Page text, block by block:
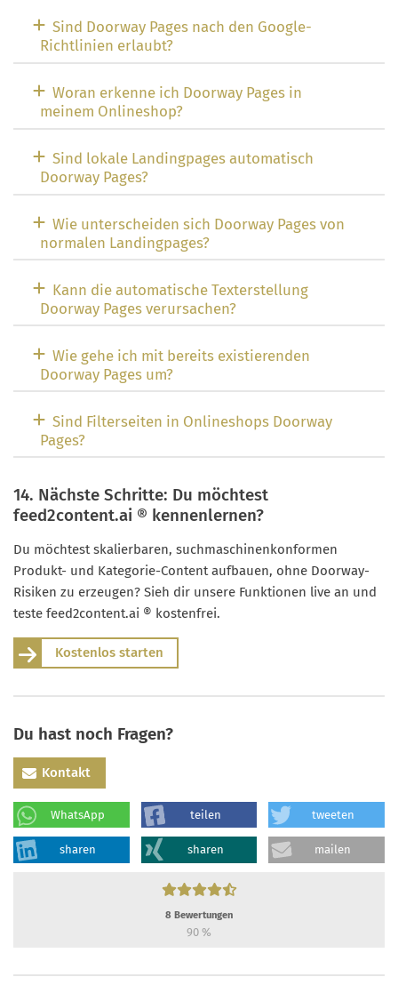
Sind Doorway Pages nach den Google-
Richtlinien erlaubt?
Woran erkenne ich Doorway Pages in
meinem Onlineshop?
Sind lokale Landingpages automatisch
Doorway Pages?
Wie unterscheiden sich Doorway Pages von
normalen Landingpages?
Kann die automatische Texterstellung
Doorway Pages verursachen?
Wie gehe ich mit bereits existierenden
Doorway Pages um?
Sind Filterseiten in Onlineshops Doorway
Pages?
14. Nächste Schritte: Du möchtest
feed2content.ai ® kennenlernen?
Du möchtest skalierbaren, suchmaschinenkonformen
Produkt- und Kategorie-Content aufbauen, ohne Doorway-
Risiken zu erzeugen? Sieh dir unsere Funktionen live an und
teste feed2content.ai ® kostenfrei.
Kostenlos starten
Du hast noch Fragen?
Kontakt
WhatsApp teilen tweeten
sharen sharen mailen
8 Bewertungen
90 %